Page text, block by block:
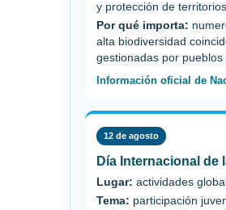
y protección de
Por qué importa:
alta biodiversidad
gestionadas por pueblos
Información oficial de
12 de agosto
Día Internacional de
Lugar: actividades
Tema: participación